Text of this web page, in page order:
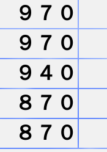
９７０
９７０
９４０
８７０
８７０